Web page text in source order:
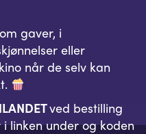
gaver, i
eller
når de selv kan
ved bestilling
linken under og koden